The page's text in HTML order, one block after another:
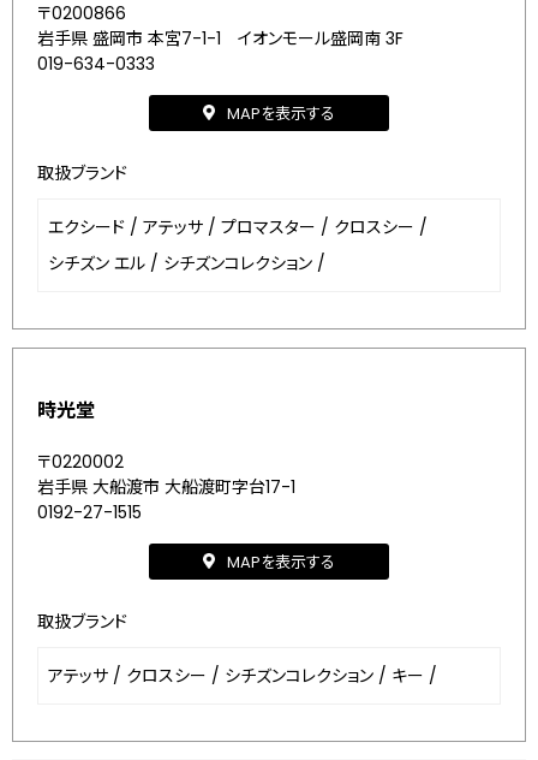
〒0200866
岩手県 盛岡市 本宮7-1-1 イオンモール盛岡南 3F
019-634-0333
MAPを表示する
取扱ブランド
エクシード / アテッサ / プロマスター / クロスシー /
シチズン エル / シチズンコレクション /
時光堂
〒0220002
岩手県 大船渡市 大船渡町字台17-1
0192-27-1515
MAPを表示する
取扱ブランド
アテッサ / クロスシー / シチズンコレクション / キー /